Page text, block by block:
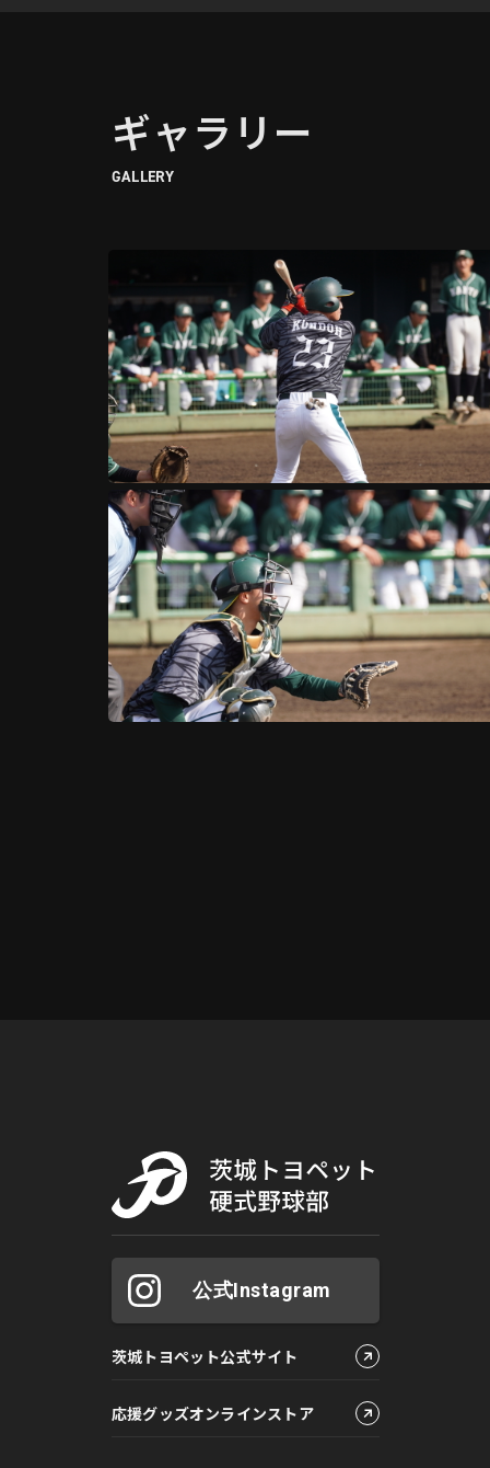
ギャラリー
GALLERY
公式Instagram
茨城トヨペット公式サイト
応援グッズオンラインストア